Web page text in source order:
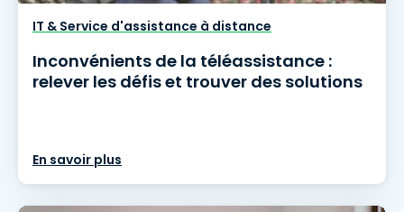
IT & Service d'assistance à distance
Inconvénients de la téléassistance :
relever les défis et trouver des solutions
En savoir plus